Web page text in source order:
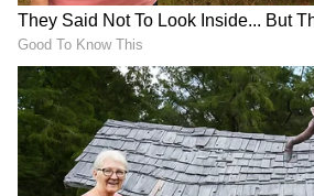
ಆಶೀರ್ವಾದ ಸಿಗಬಹುದು. ನಿಮ್ಮ
ಸಾಧ್ಯತೆಗಳೂ ಇವೆ. ಈ ತಿಂಗಳು ನೀವು
ಸಂದರ್ಭಗಳನ್ನು ಅನುಭವಿಸಬಹುದು.
ವ್ಯಕ್ತಿಗಳು ತಮ್ಮ ಸಂಗಾತಿಯ
ಕಾಳಜಿ ವಹಿಸಬೇಕಾಗುತ್ತದೆ.